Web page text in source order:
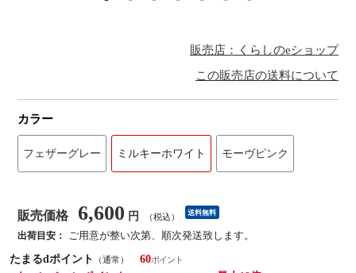
販売店：くらしのeショップ
この販売店の送料について
カラー
フェザーグレー ミルキーホワイト モーヴピンク
販売価格 6,600 円 （税込） 送料無料
出荷目安：
ご用意が整い次第、順次発送致します。
たまるdポイント
（通常）
60